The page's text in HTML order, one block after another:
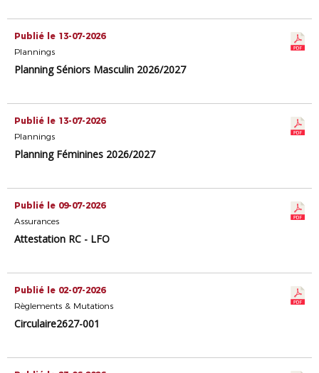
Publié le 13-07-2026
Plannings
Planning Séniors Masculin 2026/2027
Publié le 13-07-2026
Plannings
Planning Féminines 2026/2027
Publié le 09-07-2026
Assurances
Attestation RC - LFO
Publié le 02-07-2026
Règlements & Mutations
Circulaire2627-001